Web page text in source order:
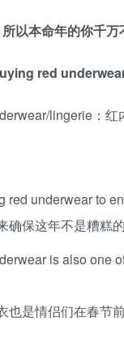
以本命年的你千万
red
lingerie：红
red underwear to
确保这年不是糟糕的
is also one
也是情侣们在春节